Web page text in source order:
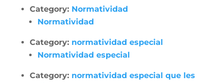
Category: Normatividad
Normatividad
Category: normatividad especial
Normatividad especial
Category: normatividad especial que les